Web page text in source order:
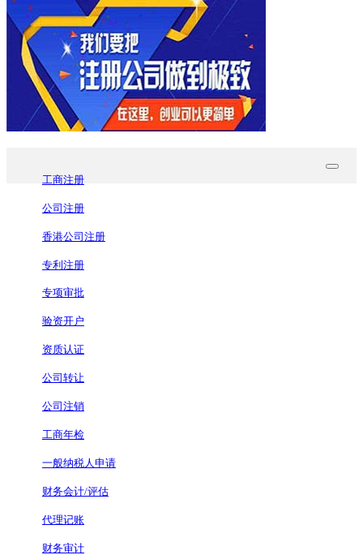
工商注册
公司注册
香港公司注册
专利注册
专项审批
验资开户
资质认证
公司转让
公司注销
工商年检
一般纳税人申请
财务会计/评估
代理记账
财务审计